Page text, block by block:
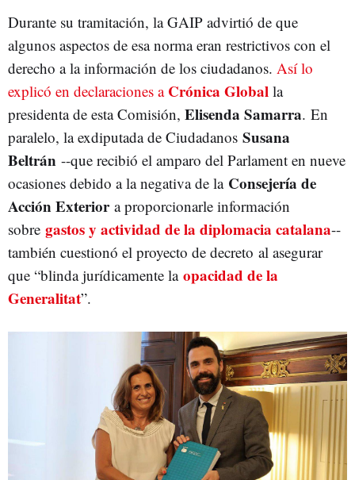
Durante su tramitación, la GAIP advirtió de que
algunos aspectos de esa norma eran restrictivos con el
derecho a la información de los ciudadanos. Así lo
explicó en declaraciones a Crónica Global la
presidenta de esta Comisión, Elisenda Samarra. En
paralelo, la exdiputada de Ciudadanos Susana
Beltrán --que recibió el amparo del Parlament en nueve
ocasiones debido a la negativa de la Consejería de
Acción Exterior a proporcionarle información
sobre gastos y actividad de la diplomacia catalana--
también cuestionó el proyecto de decreto al asegurar
que “blinda jurídicamente la opacidad de la
Generalitat”.